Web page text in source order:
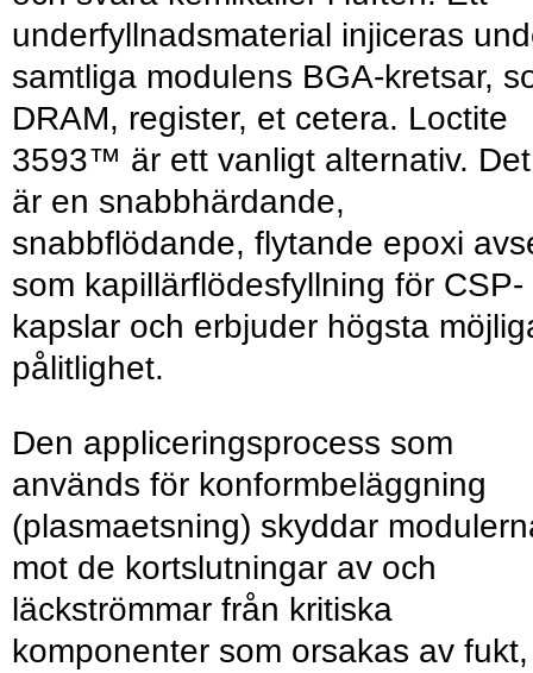
underfyllnadsmaterial injiceras
samtliga modulens BGA-kretsar,
DRAM, register, et cetera. Loctite
3593™ är ett vanligt alternativ. Det
är en snabbhärdande,
snabbflödande, flytande epoxi
som kapillärflödesfyllning för CSP-
kapslar och erbjuder högsta
pålitlighet.
Den appliceringsprocess som
används för konformbeläggning
(plasmaetsning) skyddar
mot de kortslutningar av och
läckströmmar från kritiska
komponenter som orsakas av fukt,